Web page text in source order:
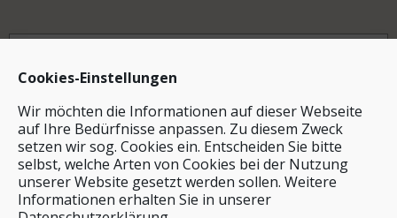
Cookies-Einstellungen
Wir möchten die Informationen auf dieser Webseite
auf Ihre Bedürfnisse anpassen. Zu diesem Zweck
setzen wir sog. Cookies ein. Entscheiden Sie bitte
selbst, welche Arten von Cookies bei der Nutzung
unserer Website gesetzt werden sollen. Weitere
Informationen erhalten Sie in unserer
Archiv
Stichwortsuche